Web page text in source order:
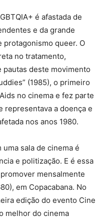
é afastada de
e da grande
protagonismo queer. O
no tratamento,
pautas deste movimento
(1985), o primeiro
no cinema e fez parte
representava a doença e
nos anos 1980.
sala de cinema é
e politização. E é essa
mensalmente
em Copacabana. No
edição do evento Cine
melhor do cinema